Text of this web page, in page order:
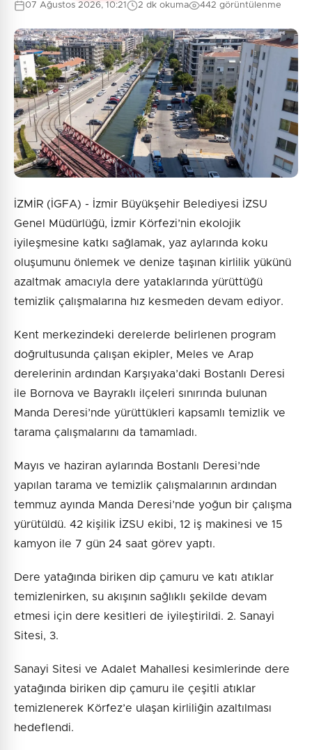
07 Ağustos 2026, 10:21 2 dk okuma 442 görüntülenme
İZMİR (İGFA) - İzmir Büyükşehir Belediyesi İZSU
Genel Müdürlüğü, İzmir Körfezi’nin ekolojik
iyileşmesine katkı sağlamak, yaz aylarında koku
oluşumunu önlemek ve denize taşınan kirlilik yükünü
azaltmak amacıyla dere yataklarında yürüttüğü
temizlik çalışmalarına hız kesmeden devam ediyor.
Kent merkezindeki derelerde belirlenen program
doğrultusunda çalışan ekipler, Meles ve Arap
derelerinin ardından Karşıyaka’daki Bostanlı Deresi
ile Bornova ve Bayraklı ilçeleri sınırında bulunan
Manda Deresi’nde yürüttükleri kapsamlı temizlik ve
tarama çalışmalarını da tamamladı.
Mayıs ve haziran aylarında Bostanlı Deresi’nde
yapılan tarama ve temizlik çalışmalarının ardından
temmuz ayında Manda Deresi’nde yoğun bir çalışma
yürütüldü. 42 kişilik İZSU ekibi, 12 iş makinesi ve 15
kamyon ile 7 gün 24 saat görev yaptı.
Dere yatağında biriken dip çamuru ve katı atıklar
temizlenirken, su akışının sağlıklı şekilde devam
etmesi için dere kesitleri de iyileştirildi. 2. Sanayi
Sitesi, 3.
Sanayi Sitesi ve Adalet Mahallesi kesimlerinde dere
yatağında biriken dip çamuru ile çeşitli atıklar
temizlenerek Körfez’e ulaşan kirliliğin azaltılması
hedeflendi.